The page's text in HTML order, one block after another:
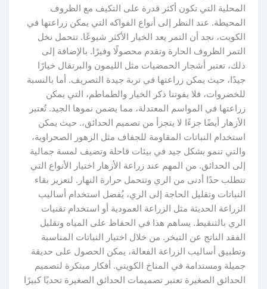
المحلية التي تكون أكثر قدرة على التكيف مع الظروف
المحيطة. عند النظر إلى أنواع الفواكه التي يمكن زراعتها في
الكويت، نجد أن التمر يعد الخيار الأكثر شيوعًا. تتحمل نخل
التمر الظروف الحارة وتقدم محصولًا وفيرًا. بالإضافة إلى
ذلك، تعتبر أشجار الحمضيات مثل الليمون والبرتقال خيارًا
جيدًا، حيث يمكن زراعتها في تربة جيدة التصريف. أما بالنسبة
للخضروات، فلا يفوتنا ذكر الخيار والطماطم، التي يمكن
زراعتها في المواسم المعتدلة، مما يضمن نموها الجيد. تُعتبر
الأزهار أيضًا جزءًا لا يتجزأ من تصميم الحدائق،. حيث يمكن
استخدام النباتات المقاومة للجفاف مثل الزهور الصحراوية،
والتي تنمو بشكل جيد في بيئات قاحلة وتضيف لمسة جمالية
إلى الحدائق. من المهم عند زراعة الأزهار اختيار الأنواع التي
تتطلب حدًا أدنى من الري وتتحمل حرارة النهار. لتعزيز بقاء
النباتات وتقليل الحاجة إلى الري، يُفضل استخدام أساليب
الزراعة الحديثة مثل الزراعة العمودية أو استخدام تقنيات
الري بالتنقيط. يساهم هذا في الحفاظ على المياه وتقليل
الفقد الناتج عن التبخر. من خلال اختيار النباتات المناسبة
وتطبيق أساليب الزراعة الفعالة، يمكن الحصول على حديقة
جميلة ومستدامة في المناخ الكويتي. أفكار مبتكرة لتصميم
الحدائق الصغيرة تعتبر تصميمات الحدائق الصغيرة تحديًا كبيرًا